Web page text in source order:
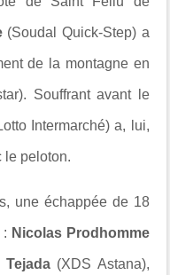
(Soudal Quick-Step) a
de la montagne en
Souffrant avant le
Intermarché) a, lui,
le peloton.
une échappée de 18
: Nicolas Prodhomme
Tejada(XDS Astana),